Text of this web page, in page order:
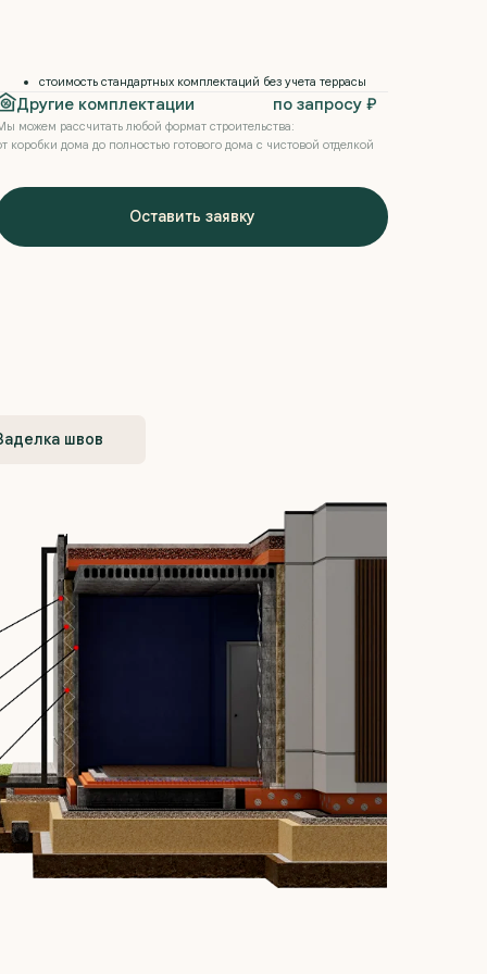
Оставить заявку
стоимость стандартных комплектаций без учета террасы
Другие комплектации по запросу ₽
можем рассчитать любой формат строительства:
коробки дома до полностью готового дома с чистовой отделкой
швов